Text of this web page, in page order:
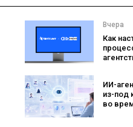
Вчера
Как
ИИ-
из-под
во